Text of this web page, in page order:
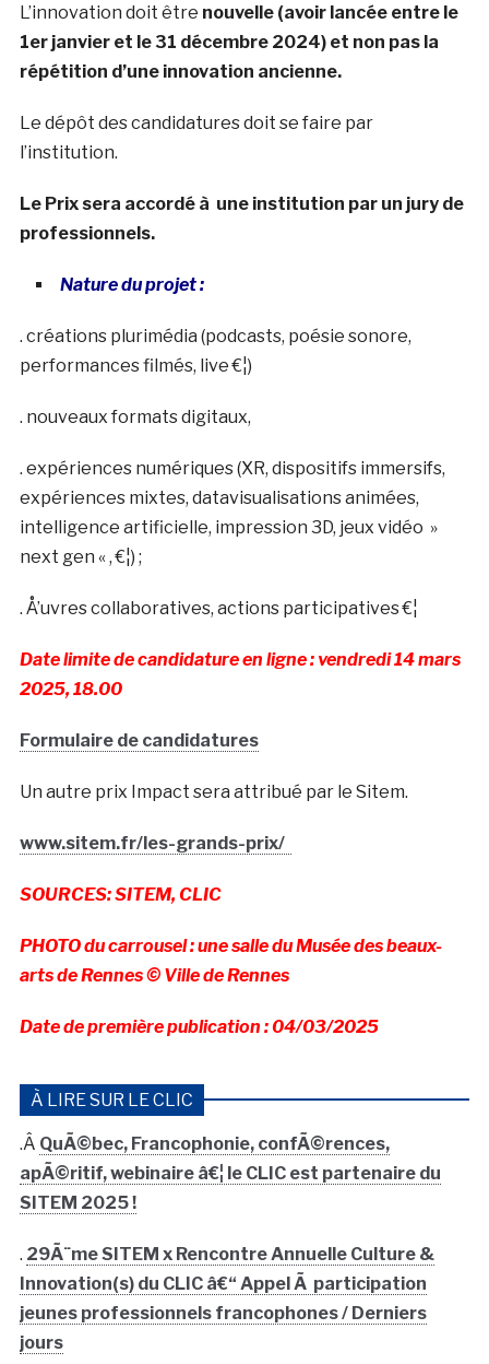
L’innovation doit être nouvelle (avoir lancée entre le
1er janvier et le 31 décembre 2024) et non pas la
répétition d’une innovation ancienne.
Le dépôt des candidatures doit se faire par
l’institution.
Le Prix sera accordé à une institution par un jury de
professionnels.
Nature du projet :
. créations plurimédia (podcasts, poésie sonore,
performances filmés, live €¦)
. nouveaux formats digitaux,
. expériences numériques (XR, dispositifs immersifs,
expériences mixtes, datavisualisations animées,
intelligence artificielle, impression 3D, jeux vidéo »
next gen « , €¦) ;
. Å’uvres collaboratives, actions participatives €¦
Date limite de candidature en ligne : vendredi 14 mars
2025, 18.00
Formulaire de candidatures
Un autre prix Impact sera attribué par le Sitem.
www.sitem.fr/les-grands-prix/
SOURCES: SITEM, CLIC
PHOTO du carrousel : une salle du Musée des beaux-
arts de Rennes © Ville de Rennes
Date de première publication : 04/03/2025
À LIRE SUR LE CLIC
.Â QuÃ©bec, Francophonie, confÃ©rences,
apÃ©ritif, webinaire â€¦ le CLIC est partenaire du
SITEM 2025 !
. 29Ã¨me SITEM x Rencontre Annuelle Culture &
Innovation(s) du CLIC â€“ Appel Ã participation
jeunes professionnels francophones / Derniers
jours